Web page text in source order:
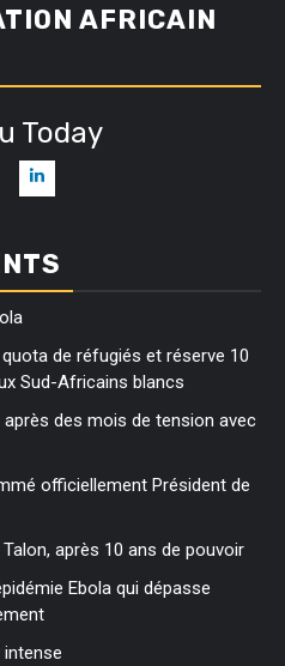
AFRICAIN
Today
de réfugiés et réserve 10
Sud-Africains blancs
des mois de tension avec
officiellement Président de
après 10 ans de pouvoir
Ebola qui dépasse
intense